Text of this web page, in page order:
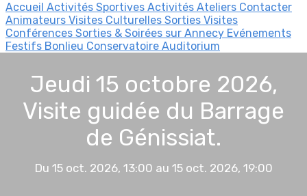
Accueil Activités Sportives Activités Ateliers Contacter
Animateurs Visites Culturelles Sorties Visites
Conférences Sorties & Soirées sur Annecy Evénements
Festifs Bonlieu Conservatoire Auditorium
Jeudi 15 octobre 2026,
Visite guidée du Barrage
de Génissiat.
Du 15 oct. 2026, 13:00 au 15 oct. 2026, 19:00